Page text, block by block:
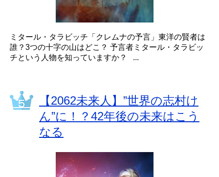
ミタール・タラビッチ「クレムナの予言」東洋の賢者は
誰？3つの十字の山はどこ？ 予言者ミタール・タラビッ
チという人物を知っていますか？ ...
【2062未来人】”世界の志村け
ん”に！？42年後の未来はこう
なる